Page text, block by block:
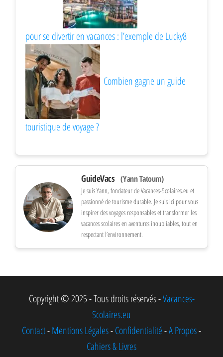
pour se divertir en vacances : l’exemple de Lucky8
Combien gagne un guide
touristique de voyage ?
GuideVacs (Yann Tatoum)
Je suis Yann, fondateur de Vacances-Scolaires.eu et
passionné de tourisme durable. Je suis ici pour vous
inspirer des voyages responsables et transformer les
vacances scolaires en aventures inoubliables, tout en
respectant l’environnement.
Copyright © 2025 - Tous droits réservés -Vacances-
Scolaires.eu
Contact-Mentions Légales-Confidentialité-A Propos-
Cahiers & Livres